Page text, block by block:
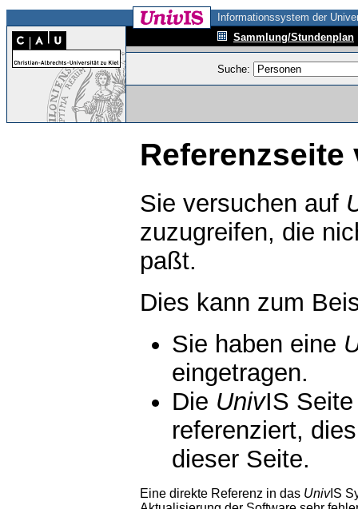
Informationssystem der
Sammlung/Stundenplan
Suche:
Referenzseite
Sie versuchen auf
zuzugreifen, die
paßt.
Dies kann zum
Sie haben eine
eingetragen.
Die UnivIS
referenziert,
dieser Seite.
Eine direkte Referenz in das UnivIS